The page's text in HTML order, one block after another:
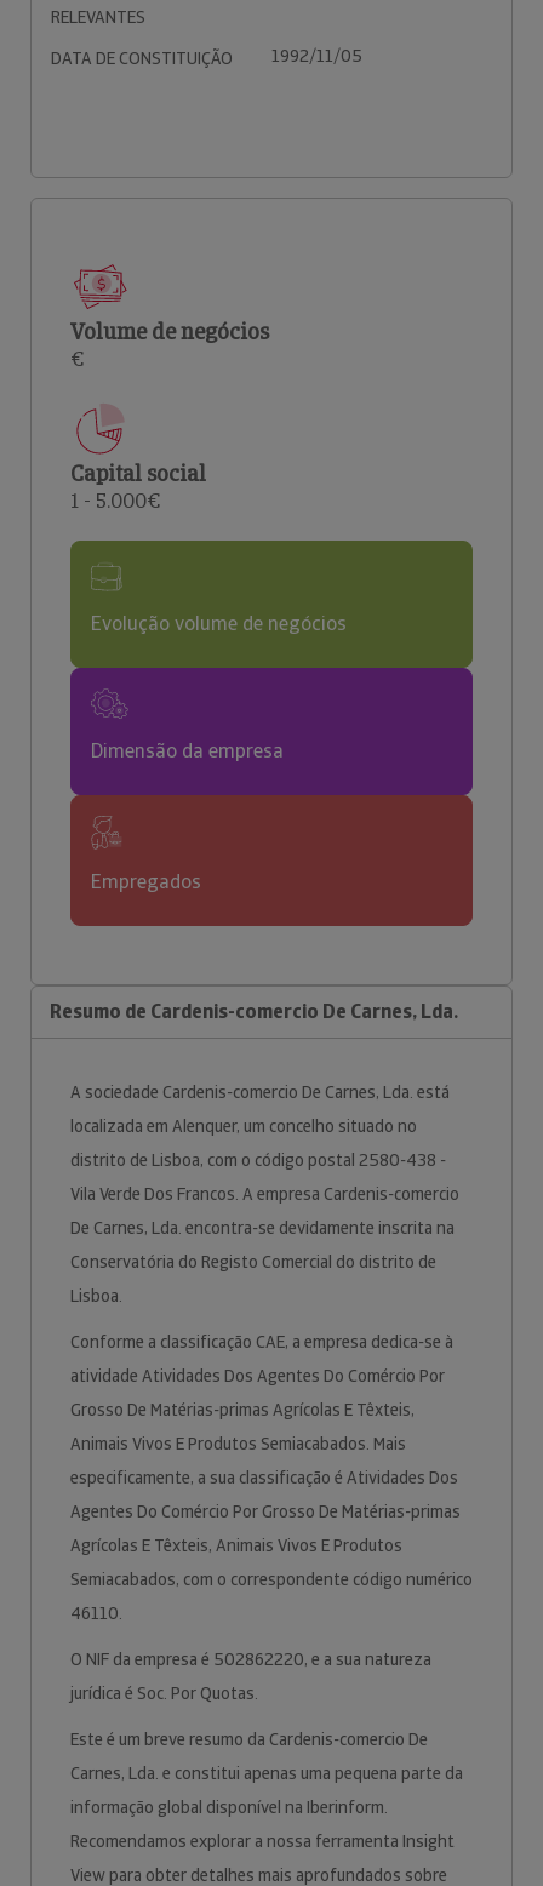
RELEVANTES
DATA DE CONSTITUIÇÃO 1992/11/05
Volume de negócios
€
Capital social
1 - 5.000€
Evolução volume de negócios
Dimensão da empresa
Empregados
Resumo de Cardenis-comercio De Carnes, Lda.
A sociedade Cardenis-comercio De Carnes, Lda. está
localizada em Alenquer, um concelho situado no
distrito de Lisboa, com o código postal 2580-438 -
Vila Verde Dos Francos. A empresa Cardenis-comercio
De Carnes, Lda. encontra-se devidamente inscrita na
Conservatória do Registo Comercial do distrito de
Lisboa.
Conforme a classificação CAE, a empresa dedica-se à
atividade Atividades Dos Agentes Do Comércio Por
Grosso De Matérias-primas Agrícolas E Têxteis,
Animais Vivos E Produtos Semiacabados. Mais
especificamente, a sua classificação é Atividades Dos
Agentes Do Comércio Por Grosso De Matérias-primas
Agrícolas E Têxteis, Animais Vivos E Produtos
Semiacabados, com o correspondente código numérico
46110.
O NIF da empresa é 502862220, e a sua natureza
jurídica é Soc. Por Quotas.
Este é um breve resumo da Cardenis-comercio De
Carnes, Lda. e constitui apenas uma pequena parte da
informação global disponível na Iberinform.
Recomendamos explorar a nossa ferramenta Insight
View para obter detalhes mais aprofundados sobre